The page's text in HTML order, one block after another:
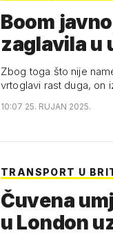
Boom javnoga
zaglavila u
Zbog toga što nije
vrtoglavi rast duga, on
10:07 25. RUJAN 2025.
TRANSPORT U
Čuvena
u London